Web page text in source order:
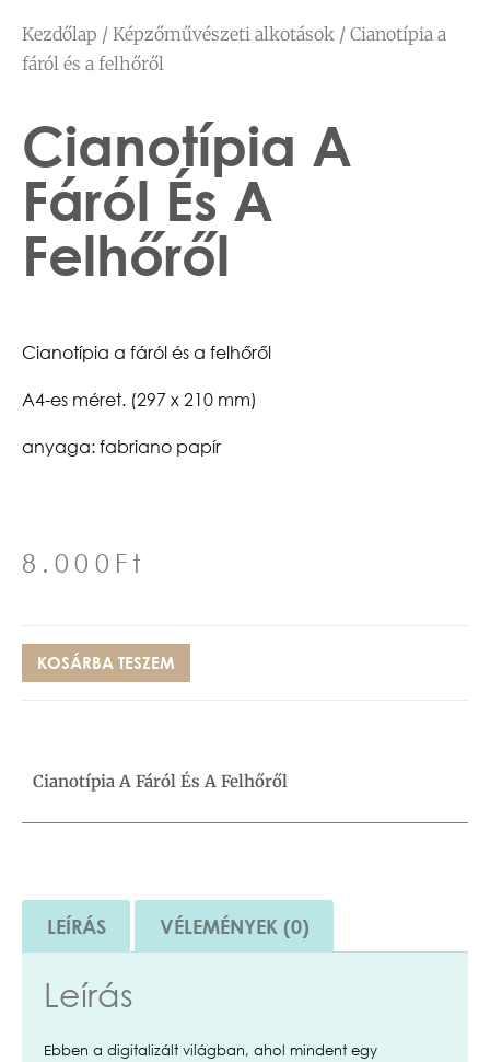
Kezdőlap / Képzőművészeti alkotások / Cianotípia a
fáról és a felhőről
Cianotípia A
Fáról És A
Felhőről
Cianotípia a fáról és a felhőről
A4-es méret. (297 x 210 mm)
anyaga: fabriano papír
8.000 Ft
KOSÁRBA TESZEM
Cianotípia A Fáról És A Felhőről
LEÍRÁS VÉLEMÉNYEK (0)
Leírás
Ebben a digitalizált világban, ahol mindent egy